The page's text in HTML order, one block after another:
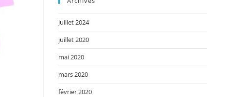
juillet 2024
juillet 2020
mai 2020
mars 2020
février 2020